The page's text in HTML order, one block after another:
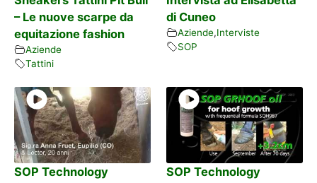
– Le nuove scarpe da
equitazione fashion
Aziende
Tattini
di Cuneo
Aziende,Interviste
SOP
SOP Technology SOP Technology